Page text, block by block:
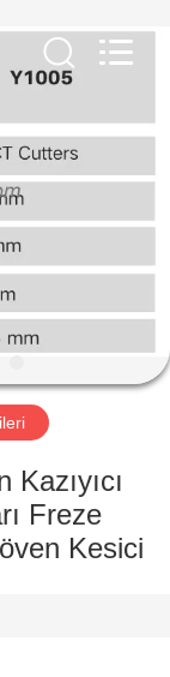
Freze
Kesici